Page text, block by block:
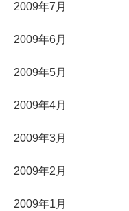
2009年7月
2009年6月
2009年5月
2009年4月
2009年3月
2009年2月
2009年1月